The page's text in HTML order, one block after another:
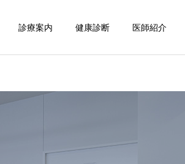
診療案内 健康診断 医師紹介